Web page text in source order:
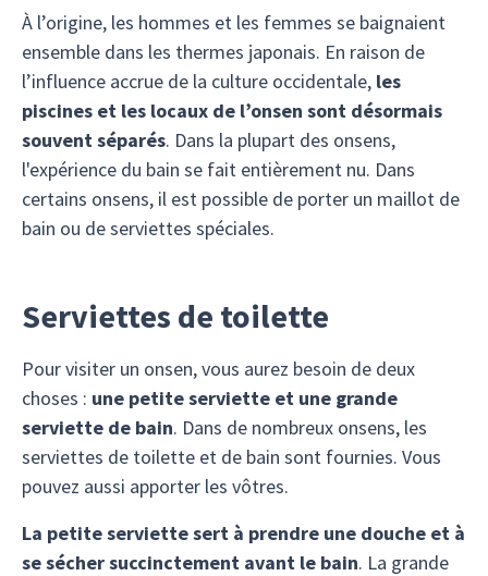
À l’origine, les hommes et les femmes se baignaient
ensemble dans les thermes japonais. En raison de
l’influence accrue de la culture occidentale, les
piscines et les locaux de l’onsen sont désormais
souvent séparés. Dans la plupart des onsens,
l'expérience du bain se fait entièrement nu. Dans
certains onsens, il est possible de porter un maillot de
bain ou de serviettes spéciales.
Serviettes de toilette
Pour visiter un onsen, vous aurez besoin de deux
choses : une petite serviette et une grande
serviette de bain. Dans de nombreux onsens, les
serviettes de toilette et de bain sont fournies. Vous
pouvez aussi apporter les vôtres.
La petite serviette sert à prendre une douche et à
se sécher succinctement avant le bain. La grande